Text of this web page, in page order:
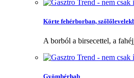
Körte fehérborban,
A borból a birsecettel, a
Gyömbérhab